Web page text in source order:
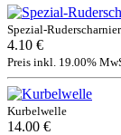
Spezial-
4.10 €
Preis inkl. 19.00%
Kurbelwelle
14.00 €